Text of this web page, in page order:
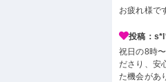
お疲れ様で
投稿：
祝日の8時
ださり、安
た機会があ